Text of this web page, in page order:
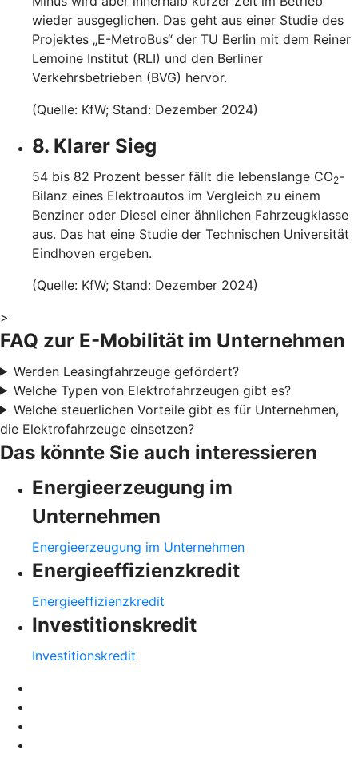
wieder ausgeglichen. Das geht aus einer Studie des
Projektes „E-MetroBus“ der TU Berlin mit dem Reiner
Lemoine Institut (RLI) und den Berliner
Verkehrsbetrieben (BVG) hervor.
(Quelle: KfW; Stand: Dezember 2024)
8. Klarer Sieg
54 bis 82 Prozent besser fällt die lebenslange CO2-
Bilanz eines Elektroautos im Vergleich zu einem
Benziner oder Diesel einer ähnlichen Fahrzeugklasse
aus. Das hat eine Studie der Technischen Universität
Eindhoven ergeben.
(Quelle: KfW; Stand: Dezember 2024)
>
FAQ zur E-Mobilität im Unternehmen
Werden Leasingfahrzeuge gefördert?
Welche Typen von Elektrofahrzeugen gibt es?
Welche steuerlichen Vorteile gibt es für Unternehmen,
die Elektrofahrzeuge einsetzen?
Das könnte Sie auch interessieren
Energieerzeugung im
Unternehmen
Energieerzeugung im Unternehmen
Energieeffizienzkredit
Energieeffizienzkredit
Investitionskredit
Investitionskredit